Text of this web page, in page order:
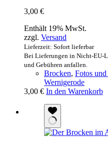
3,00 €
Enthält 19% MwSt.
zzgl. Versand
Lieferzeit: Sofort lieferbar
Bei Lieferungen in Nicht-EU-
und Gebühren anfallen.
Brocken, Fotos
Wernigerode
3,00 € In den Warenkorb